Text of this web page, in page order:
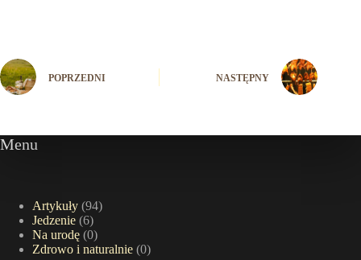
POPRZEDNI NASTĘPNY
Menu
Artykuły (94)
Jedzenie (6)
Na urodę (0)
Zdrowo i naturalnie (0)